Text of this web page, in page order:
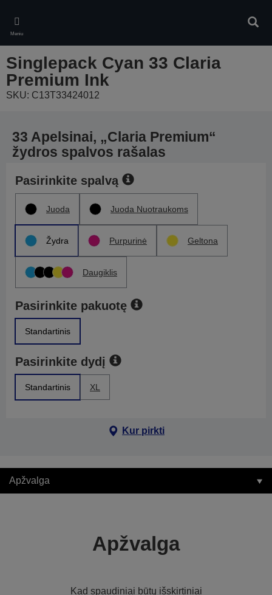
main
content
Meniu
Singlepack Cyan 33 Claria
Premium Ink
SKU: C13T33424012
33 Apelsinai, „Claria Premium“
žydros spalvos rašalas
Pasirinkite spalvą
Juoda Juoda Nuotraukoms
Žydra Purpurinė Geltona
Daugiklis
Pasirinkite pakuotę
Standartinis
Pasirinkite dydį
Standartinis XL
Kur pirkti
Apžvalga
Apžvalga
Kad spaudiniai būtų išskirtiniai